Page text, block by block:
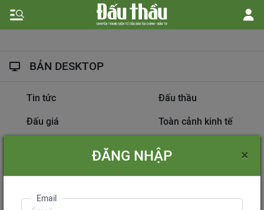
BẢN DESKTOP
Tin tức Đấu thầu
Đấu giá Toàn cảnh kinh tế
Dự án đầu tư
Information on
International Tendering
ĐĂNG NHẬP ×
Email